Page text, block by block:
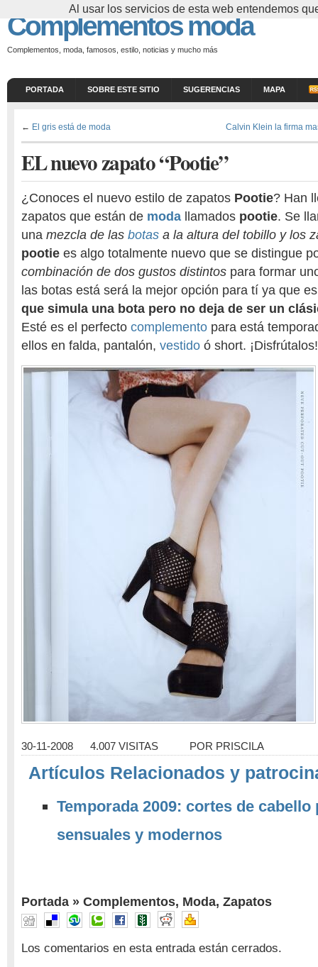
Complementos moda
Complementos, moda, famosos, estilo, noticias y mucho más
PORTADA SOBRE ESTE SITIO SUGERENCIAS MAPA
← El gris está de moda Calvin Klein la firma
EL nuevo zapato “Pootie”
¿Conoces el nuevo estilo de zapatos Pootie? Han
zapatos que están de moda llamados pootie. Se
una mezcla de las botas a la altura del tobillo y los
pootie es algo totalmente nuevo que se distingue
combinación de dos gustos distintos para formar
las botas está será la mejor opción para tí ya que
que simula una bota pero no deja de ser un
Esté es el perfecto complemento para está
ellos en falda, pantalón, vestido ó short.
30-11-2008 4.007 VISITAS POR PRISCILA
Artículos Relacionados y
Temporada 2009: cortes de cabello
sensuales y modernos
Portada » Complementos, Moda, Zapatos
Los comentarios en esta entrada están cerrados.
Al usar los servicios de esta web entendemos